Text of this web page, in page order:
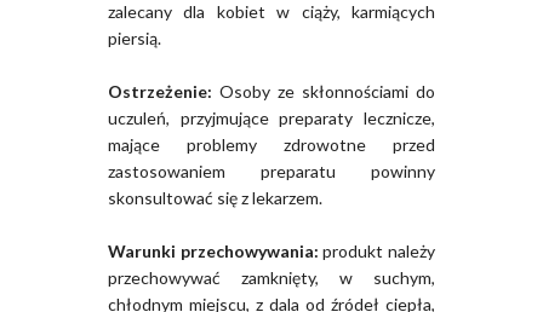
zalecany dla kobiet w ciąży, karmiących
piersią.
Ostrzeżenie: Osoby ze skłonnościami do
uczuleń, przyjmujące preparaty lecznicze,
mające problemy zdrowotne przed
zastosowaniem preparatu powinny
skonsultować się z lekarzem.
Warunki przechowywania: produkt należy
przechowywać zamknięty, w suchym,
chłodnym miejscu, z dala od źródeł ciepła,